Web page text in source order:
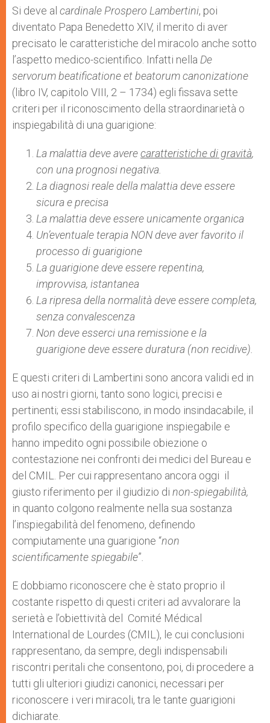
Si deve al cardinale Prospero Lambertini, poi
diventato Papa Benedetto XIV, il merito di aver
precisato le caratteristiche del miracolo anche sotto
l’aspetto medico-scientifico. Infatti nella De
servorum beatificatione et beatorum canonizatione
(libro IV, capitolo VIII, 2 – 1734) egli fissava sette
criteri per il riconoscimento della straordinarietà o
inspiegabilità di una guarigione:
La malattia deve averecaratteristiche di gravità,
con una prognosi negativa.
La diagnosi reale della malattia deve essere
sicura e precisa
La malattia deve essere unicamente organica
Un’eventuale terapia NON deve aver favorito il
processo di guarigione
La guarigione deve essere repentina,
improvvisa, istantanea
La ripresa della normalità deve essere completa,
senza convalescenza
Non deve esserci una remissione e la
guarigione deve essere duratura (non recidive).
E questi criteri di Lambertini sono ancora validi ed in
uso ai nostri giorni, tanto sono logici, precisi e
pertinenti; essi stabiliscono, in modo insindacabile, il
profilo specifico della guarigione inspiegabile e
hanno impedito ogni possibile obiezione o
contestazione nei confronti dei medici del Bureau e
del CMIL. Per cui rappresentano ancora oggi il
giusto riferimento per il giudizio di non-spiegabilità,
in quanto colgono realmente nella sua sostanza
l’inspiegabilità del fenomeno, definendo
compiutamente una guarigione “non
scientificamente spiegabile”
E dobbiamo riconoscere che è stato proprio il
costante rispetto di questi criteri ad avvalorare la
serietà e l’obiettività del Comité Médical
International de Lourdes (CMIL), le cui conclusioni
rappresentano, da sempre, degli indispensabili
riscontri peritali che consentono, poi, di procedere a
tutti gli ulteriori giudizi canonici, necessari per
riconoscere i veri miracoli, tra le tante guarigioni
dichiarate.